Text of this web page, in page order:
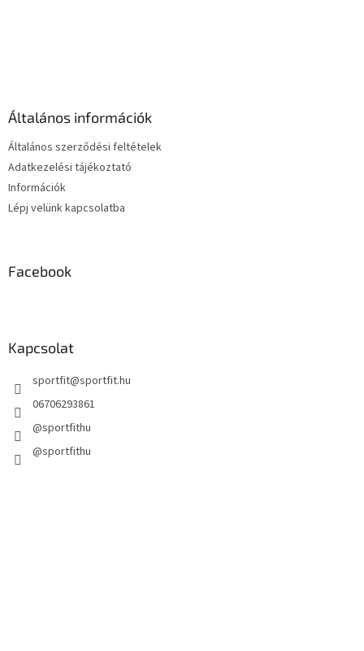
Általános információk
Általános szerződési feltételek
Adatkezelési tájékoztató
Információk
Lépj velünk kapcsolatba
Facebook
Kapcsolat
sportfit@sportfit.hu
06706293861
@sportfithu
@sportfithu